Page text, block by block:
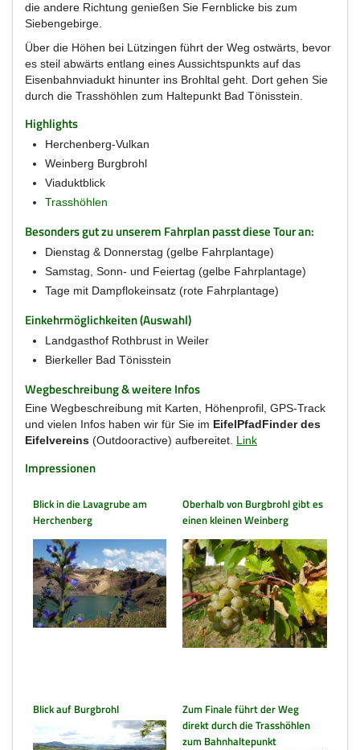
die andere Richtung genießen Sie Fernblicke bis zum
Siebengebirge.
Über die Höhen bei Lützingen führt der Weg ostwärts, bevor
es steil abwärts entlang eines Aussichtspunkts auf das
Eisenbahnviadukt hinunter ins Brohltal geht. Dort gehen Sie
durch die Trasshöhlen zum Haltepunkt Bad Tönisstein.
Highlights
Herchenberg-Vulkan
Weinberg Burgbrohl
Viaduktblick
Trasshöhlen
Besonders gut zu unserem Fahrplan passt diese Tour an:
Dienstag & Donnerstag (gelbe Fahrplantage)
Samstag, Sonn- und Feiertag (gelbe Fahrplantage)
Tage mit Dampflokeinsatz (rote Fahrplantage)
Einkehrmöglichkeiten (Auswahl)
Landgasthof Rothbrust in Weiler
Bierkeller Bad Tönisstein
Wegbeschreibung & weitere Infos
Eine Wegbeschreibung mit Karten, Höhenprofil, GPS-Track
und vielen Infos haben wir für Sie im EifelPfadFinder des
Eifelvereins (Outdooractive) aufbereitet. Link
Impressionen
Blick in die Lavagrube am
Herchenberg
Oberhalb von Burgbrohl gibt es
einen kleinen Weinberg
Blick auf Burgbrohl
Zum Finale führt der Weg
direkt durch die Trasshöhlen
zum Bahnhaltepunkt